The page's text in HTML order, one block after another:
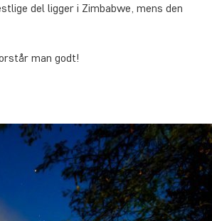
del ligger i Zimbabwe, mens den
man godt!